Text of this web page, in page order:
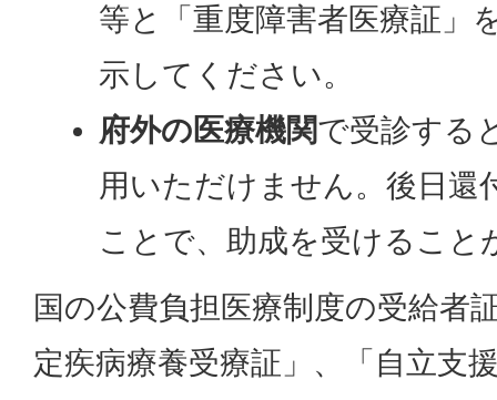
等と「重度障害者医療証」
示してください。
府外の医療機関で受診する
用いただけません。後日還
ことで、助成を受けること
国の公費負担医療制度の受給者
定疾病療養受療証」、「自立支